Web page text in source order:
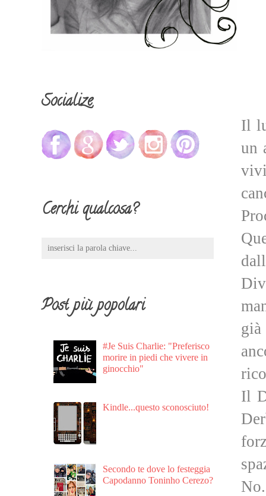
Il
un
già
Il
Socialize
Cerchi qualcosa?
Post più popolari
#Je Suis Charlie: "Preferisco
morire in piedi che vivere in
ginocchio"
Kindle...questo sconosciuto!
Secondo te dove lo festeggia
Capodanno Toninho Cerezo?